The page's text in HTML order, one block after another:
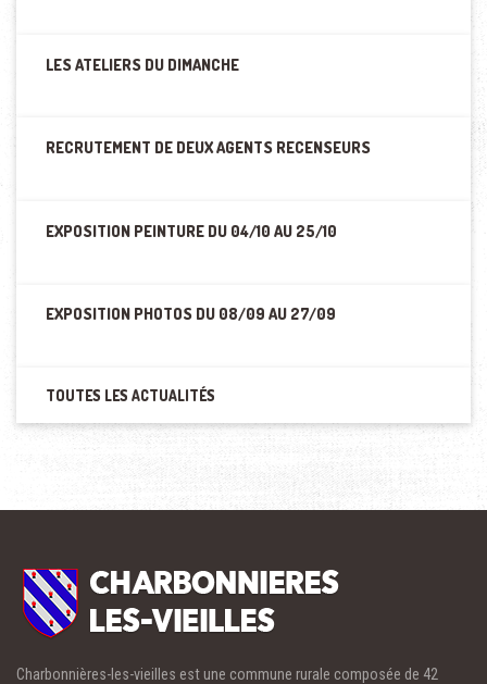
LES ATELIERS DU DIMANCHE
RECRUTEMENT DE DEUX AGENTS RECENSEURS
EXPOSITION PEINTURE DU 04/10 AU 25/10
EXPOSITION PHOTOS DU 08/09 AU 27/09
TOUTES LES ACTUALITÉS
Charbonnières-les-vieilles est une commune rurale composée de 42